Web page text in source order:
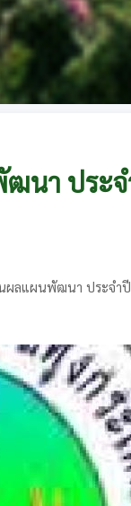
ฒนา ประ
นผลแผนพัฒนา ประจ